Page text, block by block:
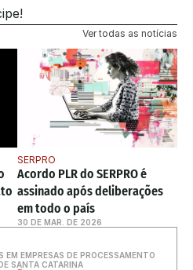
Ver todas as notícias
SERPRO
Acordo PLR do SERPRO é
assinado após deliberações
em todo o país
30 DE MAR. DE 2026
EM EMPRESAS DE PROCESSAMENTO
SANTA CATARINA